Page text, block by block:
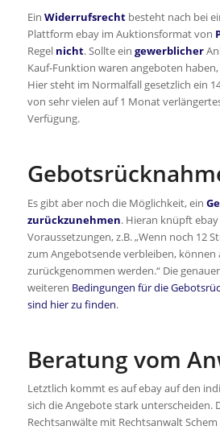
Ein Widerrufsrecht besteht nach bei
Plattform ebay im Auktionsformat von
Regel nicht. Sollte ein gewerblicher
Kauf-Funktion waren angeboten haben,
Hier steht im Normalfall gesetzlich ein
von sehr vielen auf 1 Monat
Verfügung.
Es gibt aber noch die Möglichkeit, ein
zurückzunehmen. Hieran knüpft
Voraussetzungen, z.B. „Wenn noch 12
zum Angebotsende verbleiben, können
zurückgenommen werden.“ Die
weiteren Bedingungen für die
sind hier zu finden.
Beratung vom
Letztlich kommt es auf ebay auf den
sich die Angebote stark unterscheiden.
Rechtsanwälte mit Rechtsanwalt